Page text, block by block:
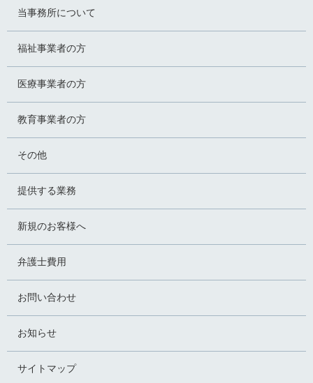
当事務所について
福祉事業者の方
医療事業者の方
教育事業者の方
その他
提供する業務
新規のお客様へ
弁護士費用
お問い合わせ
お知らせ
サイトマップ